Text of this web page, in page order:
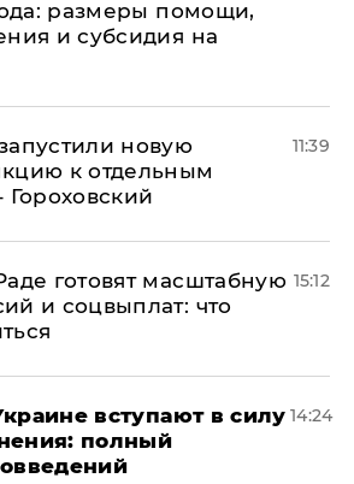
размеры помощи,
и субсидия на
новую
к отдельным
Гороховский
11:39
готовят масштабную
и соцвыплат: что
15:12
вступают в силу
полный
14:24